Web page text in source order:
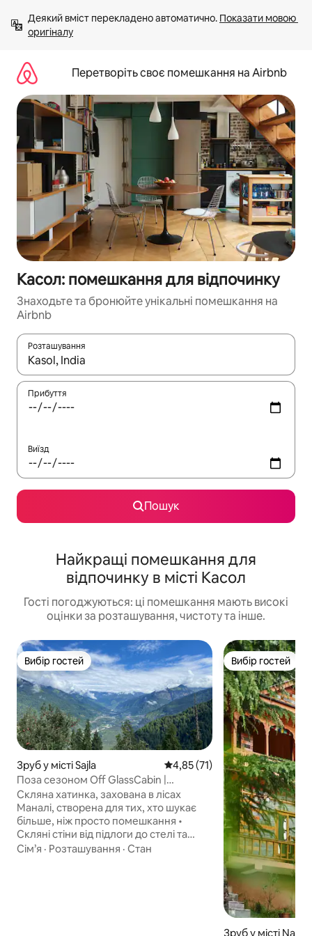
вмісту
Деякий вміст перекладено автоматично. Показати мовою
оригіналу
Перетворіть своє помешкання на Airbnb
Касол: помешкання для відпочинку
Знаходьте та бронюйте унікальні помешкання на
Airbnb
Розташування
Отримавши результати пошуку, використовуйте для
Прибуття
Виїзд
Пошук
Найкращі помешкання для
відпочинку в місті Касол
Гості погоджуються: ці помешкання мають високі
оцінки за розташування, чистоту та інше.
Вибір гостей
Вибір гостей
Зруб у місті Sajla Середня оцінка: 4,85 з 5,
4,85 (71)
Поза сезоном Off GlassCabin |
Прогулянки лісом•Скляна стеля•Wi-Fi
Скляна хатинка, захована в лісах
Маналі, створена для тих, хто шукає
більше, ніж просто помешкання •
Скляні стіни від підлоги до стелі та
стеклянна стеля для спостереження
Сім’я · Розташування · Стан
Вибір гостей
Вибір гостей
Зруб у місті